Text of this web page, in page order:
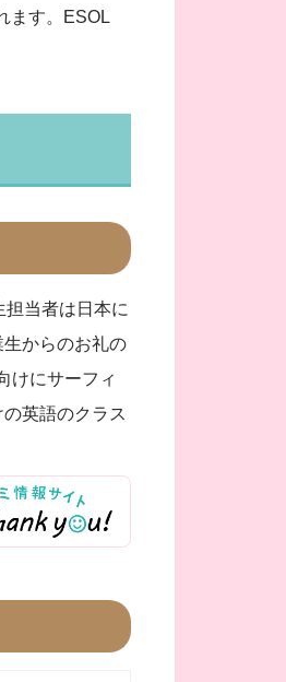
ます。ESOL
当者は日本に
からのお礼の
けにサーフィ
英語のクラス